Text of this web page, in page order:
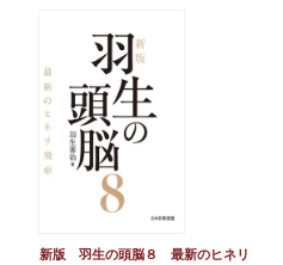
新版 羽生の頭脳８ 最新のヒネリ